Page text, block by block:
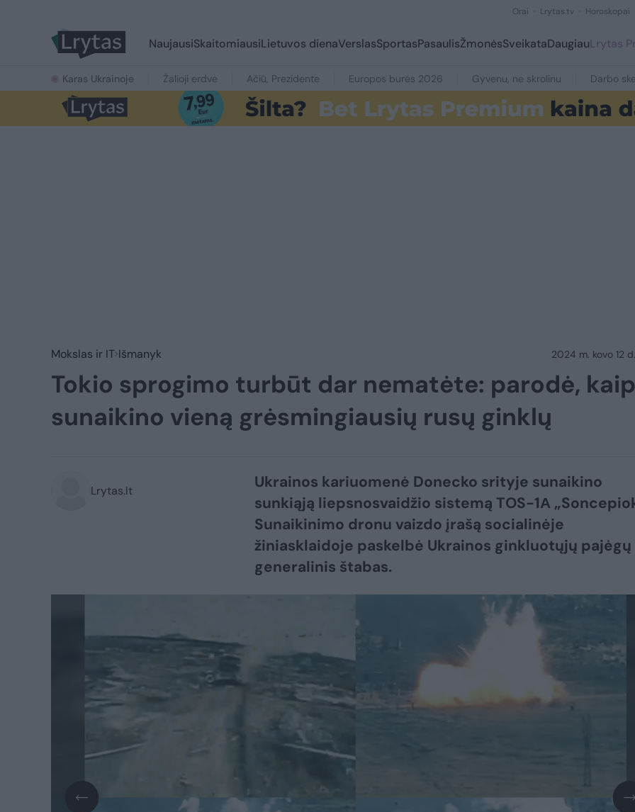
Orai Lrytas.tv Horoskopai
NaujausiSkaitomiausiLietuvos dienaVerslasSportasPasaulisŽmonėsSveikataDaugiauLrytas
Karas Ukrainoje Žalioji erdvė Ačiū, Prezidente Europos burės 2026 Gyvenu, ne skrolinu Darbo
Mokslas ir IT Išmanyk 2024 m. kovo 12
Tokio sprogimo turbūt dar nematėte: parodė, kaip
sunaikino vieną grėsmingiausių rusų ginklų
Lrytas.lt
Ukrainos kariuomenė Donecko srityje sunaikino
sunkiąją liepsnosvaidžio sistemą TOS-1А
Sunaikinimo dronu vaizdo įrašą socialinėje
žiniasklaidoje paskelbė Ukrainos ginkluotųjų pajėgų
generalinis štabas.